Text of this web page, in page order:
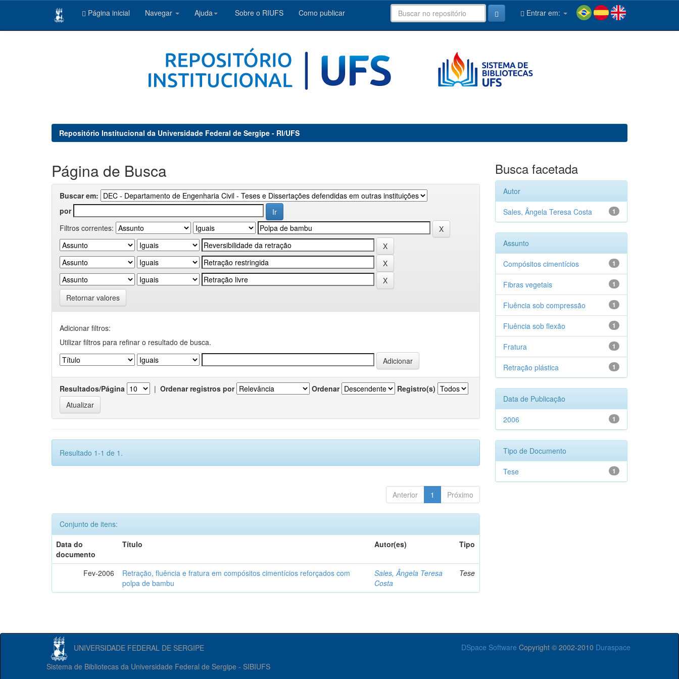
Página inicial Navegar Ajuda Sobre o RIUFS Como publicar Entrar em:
Repositório Institucional da Universidade Federal de Sergipe - RI/UFS
Página de Busca
Buscar em:
por
Filtros correntes:
Retornar valores
Adicionar filtros:
Utilizar filtros para refinar o resultado de busca.
Resultados/Página | Ordenar registros por Ordenar Registro(s)
Resultado 1-1 de 1.
Anterior 1 Próximo
Conjunto de itens:
Data do
documento
Título Autor(es) Tipo
Fev-2006
Retração, fluência e fratura em compósitos cimentícios reforçados com
polpa de bambu
Sales, Ângela Teresa
Costa
Tese
Busca facetada
Autor
1
Sales, Ângela Teresa Costa
Assunto
1
Compósitos cimentícios
1
Fibras vegetais
1
Fluência sob compressão
1
Fluência sob flexão
1
Fratura
1
Retração plástica
Data de Publicação
1
2006
Tipo de Documento
1
Tese
UNIVERSIDADE FEDERAL DE SERGIPE DSpace Software Copyright © 2002-2010 Duraspace
Sistema de Bibliotecas da Universidade Federal de Sergipe - SIBIUFS